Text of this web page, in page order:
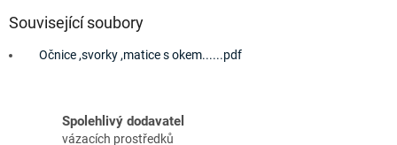
Související soubory
Očnice ,svorky ,matice s okem......pdf
Spolehlivý dodavatel
vázacích prostředků